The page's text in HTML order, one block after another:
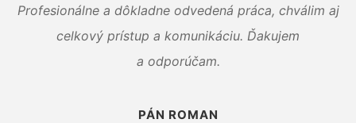
Profesionálne a dôkladne odvedená práca, chválim aj
celkový prístup a komunikáciu. Ďakujem
a odporúčam.
PÁN ROMAN